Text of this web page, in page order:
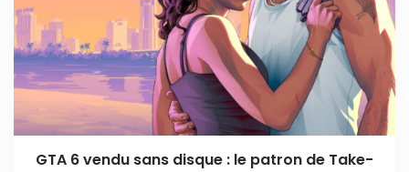
GTA 6 vendu sans disque : le patron de Take-